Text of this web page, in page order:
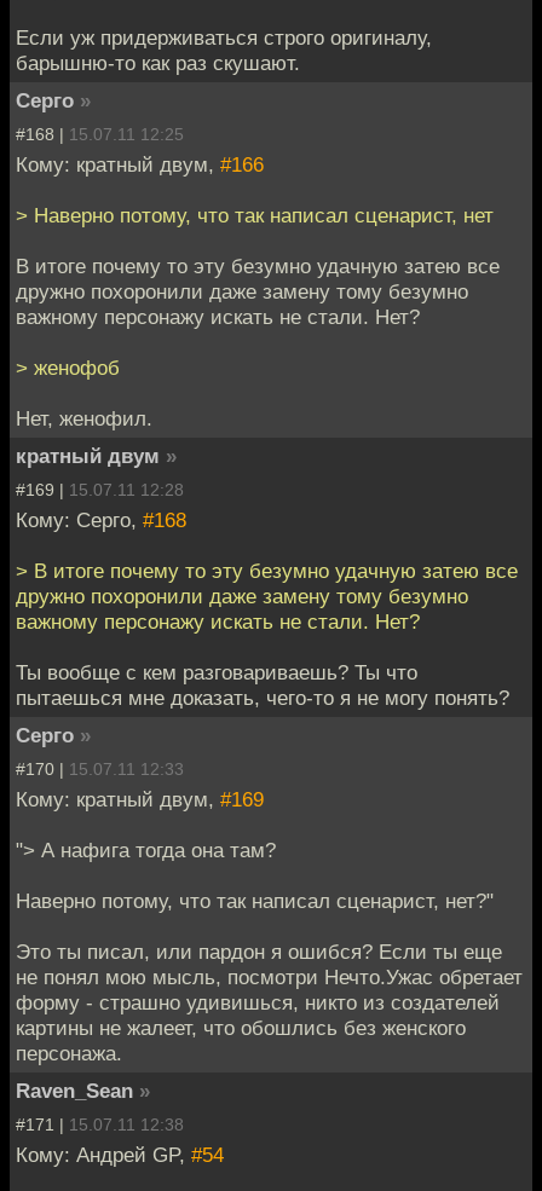
Если уж придерживаться строго оригиналу,
барышню-то как раз скушают.
Серго »
#168 | 15.07.11 12:25
Кому: кратный двум, #166
> Наверно потому, что так написал сценарист, нет
В итоге почему то эту безумно удачную затею все
дружно похоронили даже замену тому безумно
важному персонажу искать не стали. Нет?
> женофоб
Нет, женофил.
кратный двум »
#169 | 15.07.11 12:28
Кому: Серго, #168
> В итоге почему то эту безумно удачную затею все
дружно похоронили даже замену тому безумно
важному персонажу искать не стали. Нет?
Ты вообще с кем разговариваешь? Ты что
пытаешься мне доказать, чего-то я не могу понять?
Серго »
#170 | 15.07.11 12:33
Кому: кратный двум, #169
"> А нафига тогда она там?
Наверно потому, что так написал сценарист, нет?"
Это ты писал, или пардон я ошибся? Если ты еще
не понял мою мысль, посмотри Нечто.Ужас обретает
форму - страшно удивишься, никто из создателей
картины не жалеет, что обошлись без женского
персонажа.
Raven_Sean »
#171 | 15.07.11 12:38
Кому: Андрей GP, #54